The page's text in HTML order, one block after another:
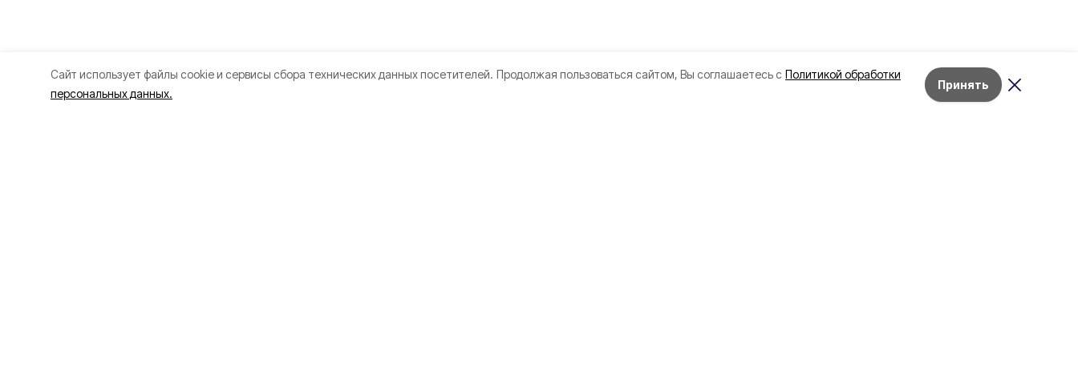
Cайт использует файлы cookie и сервисы сбора технических данных посетителей. Продолжая пользоваться сайтом, Вы соглашаетесь с Политикой обработки
персональных данных.
Принять